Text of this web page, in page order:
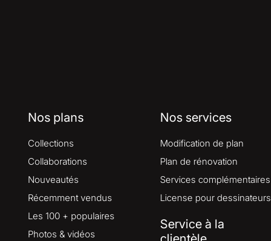
Nos plans
Collections
Collaborations
Nouveautés
Récemment vendus
Les 100 + populaires
Photos & vidéos
Nos services
Modification de plan
Plan de rénovation
Services complémentaires
License pour dessinateurs
Service à la